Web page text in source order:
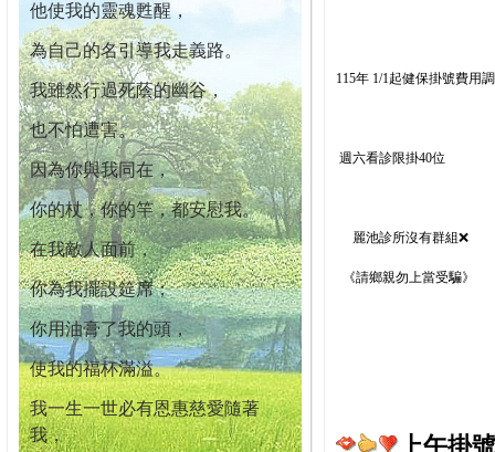
他使我的靈魂甦醒，
為自己的名引導我走義路。
我雖然行過死蔭的幽谷，
也不怕遭害。
因為你與我同在，
你的杖，你的竿，都安慰我。
在我敵人面前，
你為我擺設筵席；
你用油膏了我的頭，
使我的福杯滿溢。
我一生一世必有恩惠慈愛隨著
我，
115年 1/1起健保掛號費用
週六看診限掛40位
麗池診所沒有群組❌
《請鄉親勿上當受騙》
上午掛